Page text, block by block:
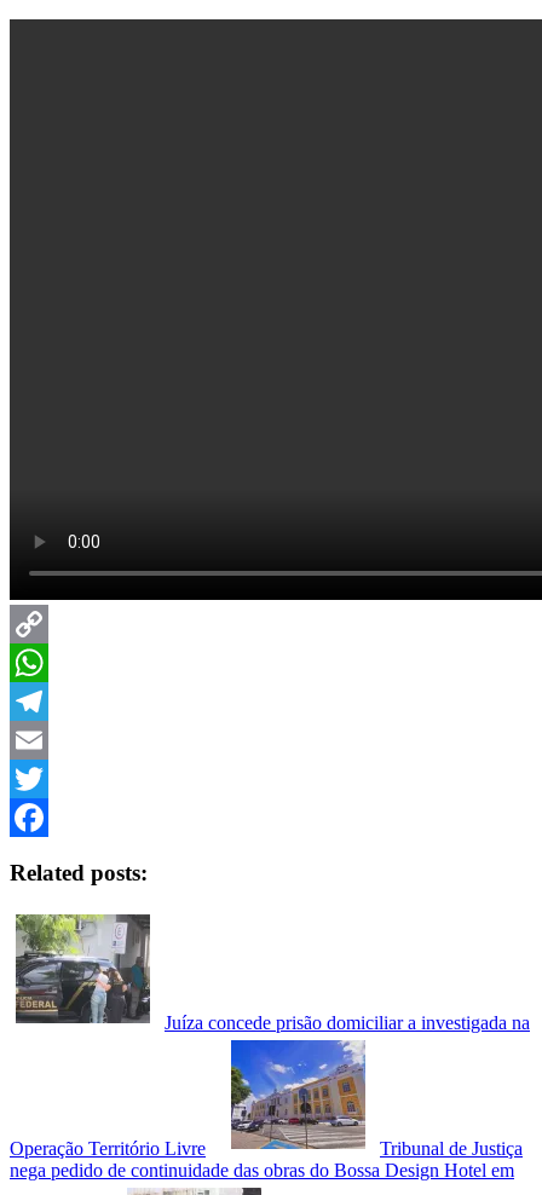
Copy
Link
WhatsApp
Telegram
Email
Twitter
Related posts:
Juíza concede prisão domiciliar a investigada na
Operação Território Livre
Tribunal de Justiça
nega pedido de continuidade das obras do Bossa Design Hotel em